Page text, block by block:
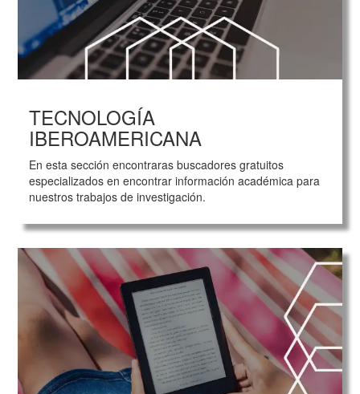
TECNOLOGÍA
IBEROAMERICANA
En esta sección encontraras buscadores gratuitos
especializados en encontrar información académica para
nuestros trabajos de investigación.